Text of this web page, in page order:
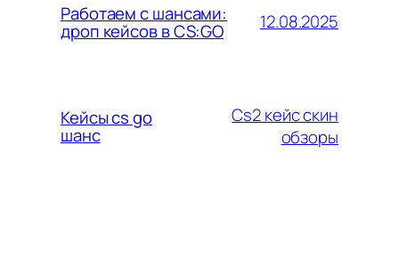
Работаем с шансами:
дроп кейсов в CS:GO 12.08.2025
Кейсы cs go
шанс
Cs2 кейс скин
обзоры